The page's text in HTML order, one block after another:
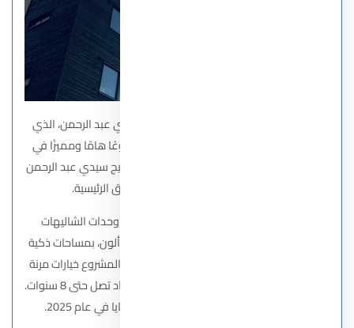
مشروع قرية مسايا في الساحل الشمالي سيدي عبد الرحمن، الذي
تقوم به شركة إيجي جاب العقارية، يُعتبر مشروعًا هامًا ومميزًا في
الساحل الشمالي. يقع في منطقة جميلة في خليج سيدي عبد الرحمن
ويتميز بقربه من جميع الأماكن والطرق الرئيسية.
يتضمن مشروع مسايا مجموعة متنوعة من وحدات الشاليهات
والتاون هاوس والتوين هاوس والفلل الستاند ألون، بمساحات ذكية
تتناسب مع احتياجات مختلف العملاء، كما يتيح المشروع خيارات مرنة
للدفع، حيث يمكن الحجز بمقدم 10% وفترة سداد تصل حتى 8 سنوات.
من المخطط أن يتم تسليم وحدات قرية مسايا في عام 2025.